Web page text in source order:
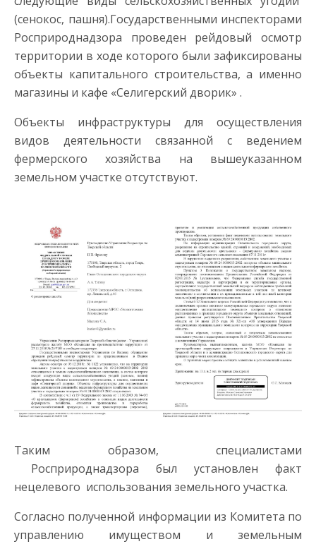
(сенокос, пашня).Государственными инспекторами
Росприроднадзора проведен рейдовый осмотр
территории в ходе которого были зафиксированы
объекты капитального строительства, а именно
магазины и кафе «Селигерский дворик» .
Объекты инфраструктуры для осуществления
видов деятельности связанной с ведением
фермерского хозяйства на вышеуказанном
земельном участке отсутствуют.
Таким образом, специалистами
Росприроднадзора был установлен факт
нецелевого использования земельного участка.
Согласно полученной информации из Комитета по
управлению имуществом и земельным